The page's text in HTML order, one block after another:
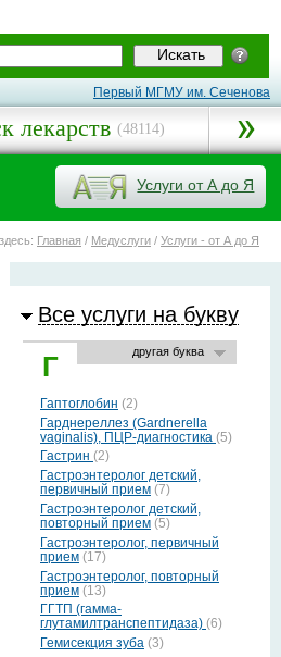
Первый МГМУ им. Сеченова
лекарств (48114)
Услуги от А до Я
Главная / Медуслуги / Услуги - от А до Я
Все услуги на букву
другая буква
Г
Гаптоглобин (2)
Гарднереллез (Gardnerella
vaginalis), ПЦР-диагностика (5)
Гастрин (2)
Гастроэнтеролог детский,
первичный прием (7)
Гастроэнтеролог детский,
повторный прием (5)
Гастроэнтеролог, первичный
прием (17)
Гастроэнтеролог, повторный
прием (13)
ГГТП (гамма-
глутамилтранспептидаза) (6)
Гемисекция зуба (3)